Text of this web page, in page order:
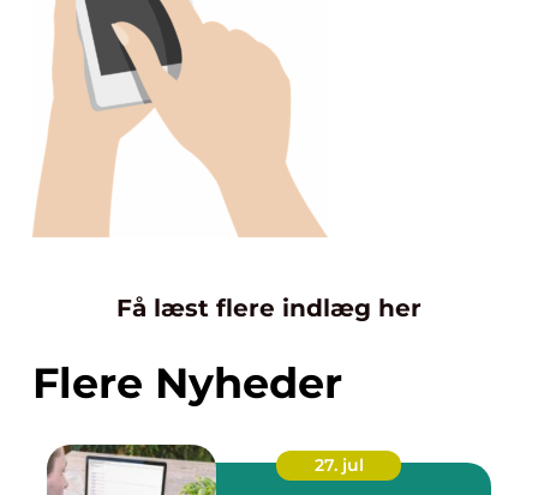
Få læst flere indlæg her
Flere Nyheder
27. jul